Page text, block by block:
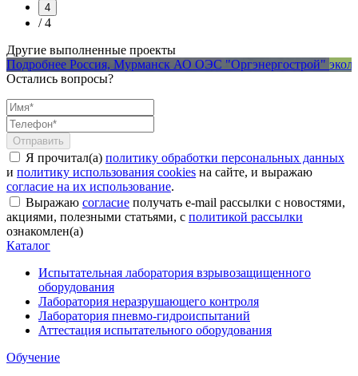
4
/ 4
Другие выполненные проекты
Подробнее Россия, Мурманск АО ОЭС "Оргэнергострой"
Остались вопросы?
Я прочитал(а) политику обработки персональных данных
и политику использования cookies на сайте, и выражаю
согласие на их использование.
Выражаю согласие получать e-mail рассылки с новостями,
акциями, полезными статьями, с политикой рассылки
ознакомлен(а)
Каталог
Испытательная лаборатория взрывозащищенного
оборудования
Лаборатория неразрушающего контроля
Лаборатория пневмо-гидроиспытаний
Аттестация испытательного оборудования
Обучение